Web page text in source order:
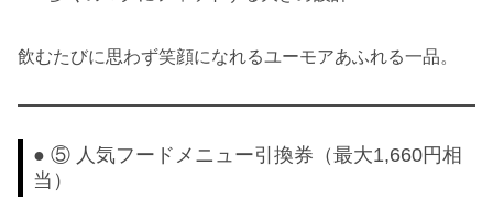
飲むたびに思わず笑顔になれるユーモアあふれる一品。
● ⑤ 人気フードメニュー引換券（最大1,660円相
当）